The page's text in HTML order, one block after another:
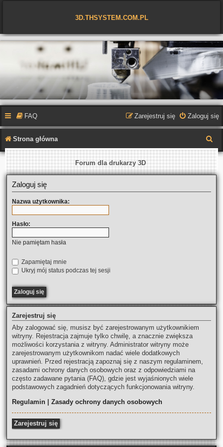
3D.THSYSTEM.COM.PL
FAQ Zaloguj się
Zarejestruj się
Strona główna
z
k
Forum dla drukarzy 3D
Zaloguj się
Nazwa użytkownika:
Hasło:
Nie pamiętam hasła
Zapamiętaj mnie
Ukryj mój status podczas tej sesji
Zarejestruj się
Aby zalogować się, musisz być zarejestrowanym użytkownikiem
witryny. Rejestracja zajmuje tylko chwilę, a znacznie zwiększa
możliwości korzystania z witryny. Administrator witryny może
zarejestrowanym użytkownikom nadać wiele dodatkowych
uprawnień. Przed rejestracją zapoznaj się z naszym regulaminem,
zasadami ochrony danych osobowych oraz z odpowiedziami na
często zadawane pytania (FAQ), gdzie jest wyjaśnionych wiele
podstawowych zagadnień dotyczących funkcjonowania witryny.
Regulamin| Zasady ochrony danych osobowych
Zarejestruj się